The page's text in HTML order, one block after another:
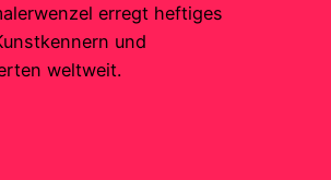
erregt heftiges
und
weltweit.